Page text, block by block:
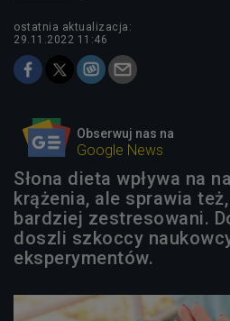
ostatnia aktualizacja:
29.11.2022 11:46
Obserwuj nas na
Google News
Słona dieta wpływa na
krążenia, ale sprawia
bardziej zestresowani.
doszli szkoccy
eksperymentów.